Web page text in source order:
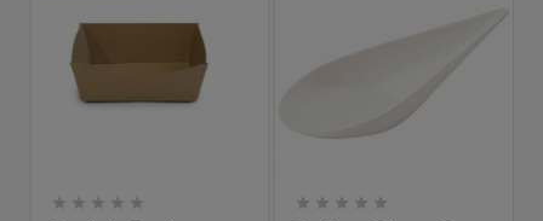
         